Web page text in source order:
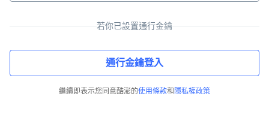
若你已設置通行金鑰
通行金鑰登入
繼續即表示您同意酷澎的使用條款和 隱私權政策